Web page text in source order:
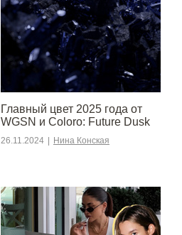
Главный цвет 2025 года от
WGSN и Coloro: Future Dusk
26.11.2024 Нина Конская